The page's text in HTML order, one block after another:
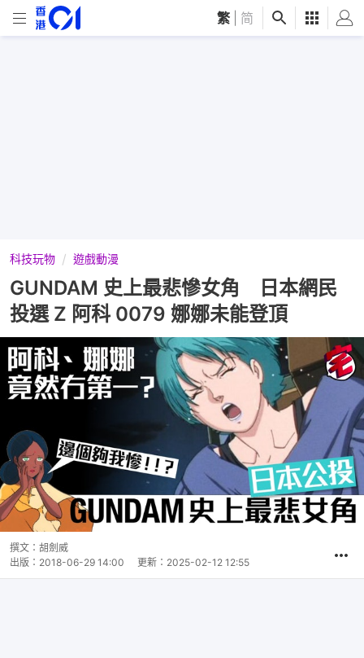
繁 简
科技玩物 遊戲動漫
GUNDAM 史上最悲慘女角 日本網民
投選 Z 阿科 0079 娜娜未能登頂
撰文： 胡劍威
出版： 2018-06-29 14:00 更新： 2025-02-12 12:55